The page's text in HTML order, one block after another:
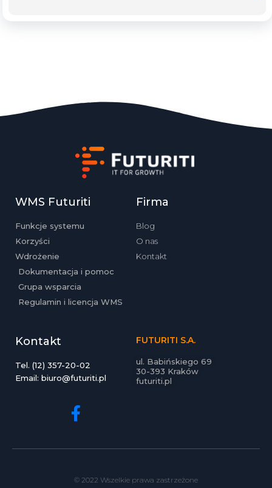
WMS Futuriti
Funkcje systemu
Korzyści
Wdrożenie
Dokumentacja i pomoc
Grupa wsparcia
Regulamin i licencja WMS
Firma
Blog
O nas
Kontakt
Kontakt
Tel. (12) 357-20-02
Email: biuro@futuriti.pl
FUTURITI S.A.
ul. Babińskiego 69
30-393 Kraków
futuriti.pl
© 2022 Wszelkie prawa zastrzeżone